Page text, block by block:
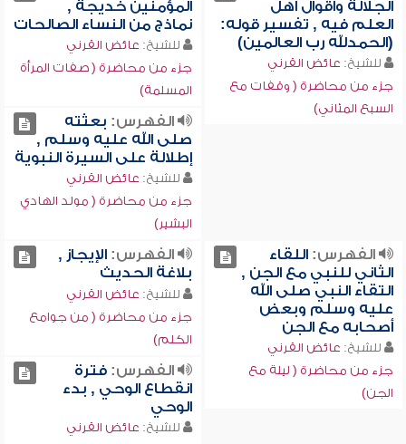
الجلالة وأقوال أهل
العلم فيه , تفسير قوله:
(الحمدلله رب العالمين)
للشيخ: عائض القرني
جزء من محاضرة ( وقفات مع
السبع المثاني)
المؤمنين خديجة ,
نماذج من النساء الصالحات
للشيخ: عائض القرني
جزء من محاضرة ( صفات المرأة
المسلمة)
الفهرس: بعثته
صلى الله عليه وسلم ,
إطلالة على السيرة النبوية
للشيخ: عائض القرني
جزء من محاضرة ( مولد الهادي
البشير)
الفهرس:اللقاء
الثاني للنبي مع الجن ,
التقاء النبي صلى الله
عليه وسلم وبعض
أصحابه مع الجن
للشيخ: عائض القرني
جزء من محاضرة ( ليلة مع
الجن)
الفهرس:الإيجاز ,
بلاغة الحديث
للشيخ: عائض القرني
جزء من محاضرة ( من جوامع
الكلم)
الفهرس:فترة
انقطاع الوحي , بدء
الوحي
للشيخ: عائض القرني